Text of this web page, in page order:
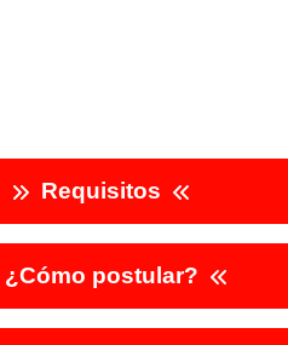
Requisitos
¿Cómo postular?